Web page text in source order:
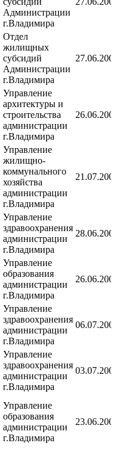
Администрации
г.Владимира
Отдел
жилищных
субсидий
Администрации
г.Владимира
Управление
архитектуры и
строительства
администрации
г.Владимира
Управление
жилищно-
коммунального
хозяйства
администрации
г.Владимира
Управление
здравоохранения
администрации
г.Владимира
Управление
образования
администрации
г.Владимира
Управление
здравоохранения
администрации
г.Владимира
Управление
здравоохранения
администрации
г.Владимира
Управление
образования
администрации
г.Владимира